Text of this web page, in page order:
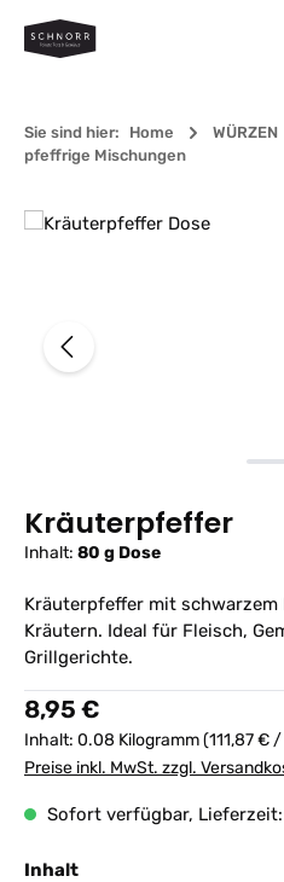
Zum Hauptinhalt springen
Sie sind hier: Home WÜRZEN
pfeffrige Mischungen
Bildergalerie überspringen
Kräuterpfeffer
Inhalt: 80 g Dose
Kräuterpfeffer mit
Kräutern. Ideal für Fleisch,
Grillgerichte.
Regulärer Preis:
8,95 €
Inhalt: 0.08 Kilogramm(111,87 €
Preise inkl. MwSt. zzgl.
Sofort verfügbar,
Inhaltauswählen